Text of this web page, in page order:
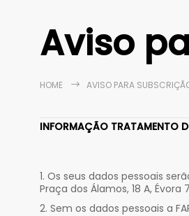
Aviso
HOME AVISO PARA
INFORMAÇÃO TRATAMENTO
Os seus dados pessoais
Praça dos Álamos, 18 A,
Sem os dados pessoais a